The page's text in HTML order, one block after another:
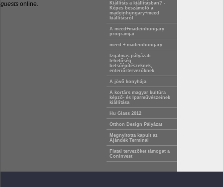
guests online.
Kiállítás a kiállításban? -
Képes beszámoló a
madeinhungary+meed
kiállításról
A meed+madeinhungary
programjai
meed + madeinhungary
Izgalmas pályázati
lehetőség
belsőépítészeknek,
enteriőrtervezőknek
A jövő konyhája
A kortárs magyar kultúra
képző- és Iparművészeinek
kiállítása
Hu Glass 2012
Otthon Design Pályázat
Megnyitotta kapuit az
Ajándék Terminál
Fiatal tervezőket támogat a
Coninvest